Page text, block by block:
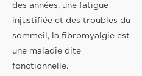
des années, une fatigue
injustifiée et des troubles du
sommeil, la fibromyalgie est
une maladie dite
fonctionnelle.